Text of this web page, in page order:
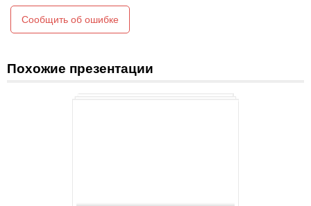
Обменом (метод пузырька)
Метод Шелла
Пирамидальная
Сообщить об ошибке
Похожие презентации